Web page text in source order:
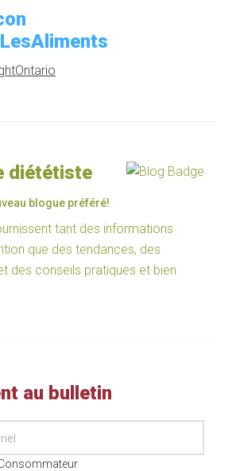
diététiste
blogue préféré!
tant des informations
que des tendances, des
des conseils pratiques et bien
au bulletin